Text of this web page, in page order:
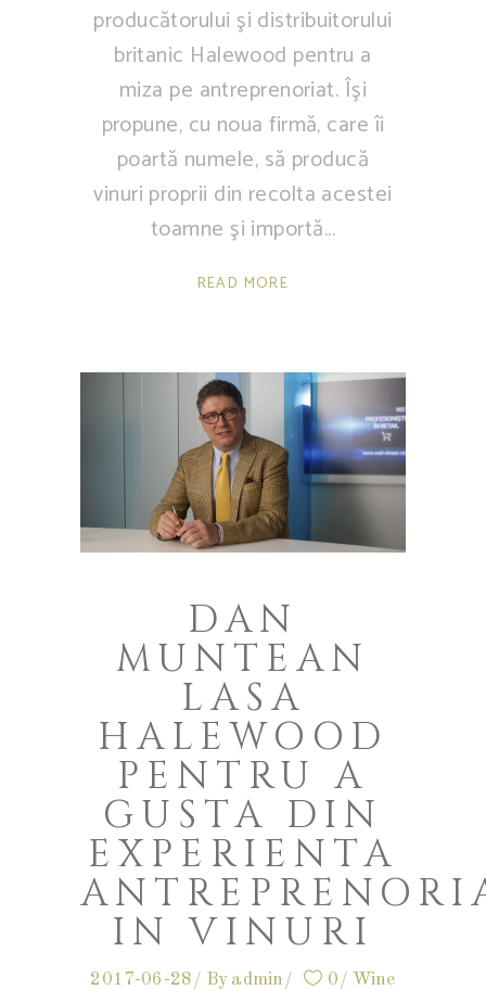
producătorului şi distribuitorului
britanic Halewood pentru a
miza pe antreprenoriat. Îşi
propune, cu noua firmă, care îi
poartă numele, să producă
vinuri proprii din recolta acestei
toamne şi importă
READ MORE
DAN
MUNTEAN
LASA
HALEWOOD
PENTRU A
GUSTA DIN
EXPERIENTA
IN VINURI
2017-06-28 By admin 0 Wine